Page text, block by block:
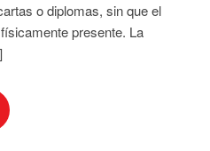
o diplomas, sin que el
presente. La